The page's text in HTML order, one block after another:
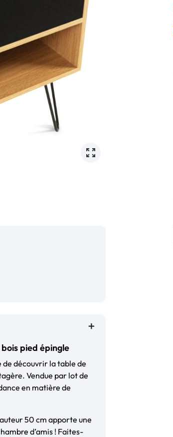
pied épingle
de découvrir la table de
Vendue par lot de
en matière de
50 cm apporte une
d’amis ! Faites-